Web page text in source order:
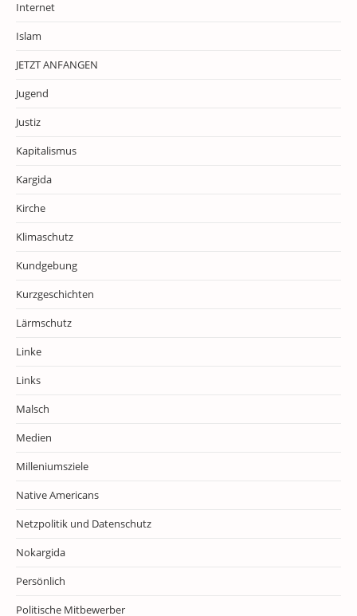
Internet
Islam
JETZT ANFANGEN
Jugend
Justiz
Kapitalismus
Kargida
Kirche
Klimaschutz
Kundgebung
Kurzgeschichten
Lärmschutz
Linke
Links
Malsch
Medien
Milleniumsziele
Native Americans
Netzpolitik und Datenschutz
Nokargida
Persönlich
Politische Mitbewerber